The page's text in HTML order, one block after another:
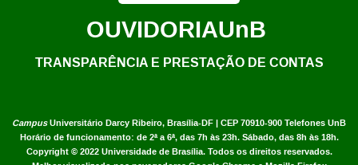
CampusUniversitário Darcy Ribeiro, Brasília-DF | CEP 70910-900 Telefones UnB
Horário de funcionamento: de 2ª a 6ª, das 7h às 23h. Sábado, das 8h às 18h.
Copyright © 2022 Universidade de Brasília. Todos os direitos reservados.
OUVIDORIAUnB
TRANSPARÊNCIA E PRESTAÇÃO DE CONTAS